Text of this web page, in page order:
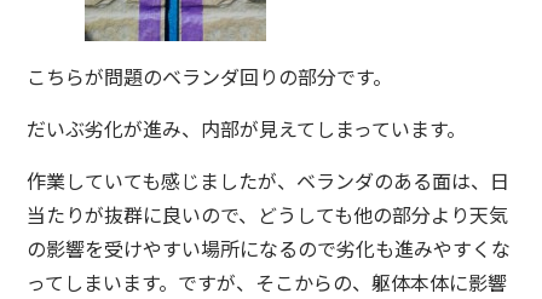
こちらが問題のベランダ回りの部分です。
だいぶ劣化が進み、内部が見えてしまっています。
作業していても感じましたが、ベランダのある面は、日
当たりが抜群に良いので、どうしても他の部分より天気
の影響を受けやすい場所になるので劣化も進みやすくな
ってしまいます。ですが、そこからの、躯体本体に影響